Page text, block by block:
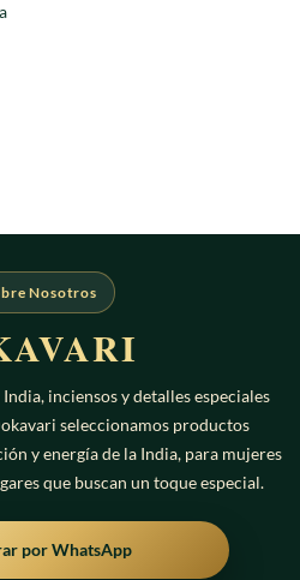
Nosotros
inciensos y detalles especiales
seleccionamos productos
y energía de la India, para mujeres
que buscan un toque especial.
por WhatsApp